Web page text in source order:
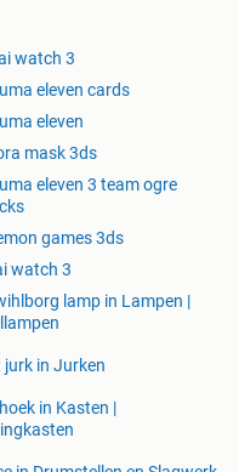
watch 3
eleven cards
eleven
mask 3ds
eleven 3 team ogre
games 3ds
watch 3
lamp in Lampen |
jurk in Jurken
in Kasten |